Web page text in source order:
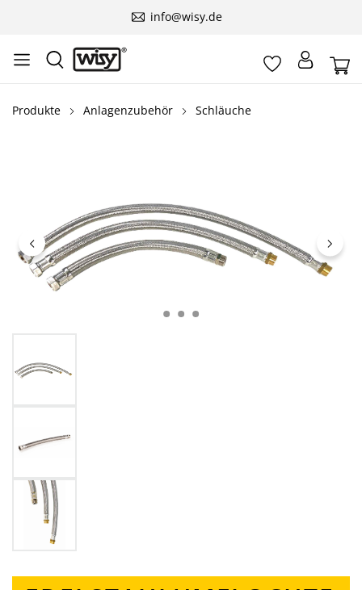
info@wisy.de
Produkte Anlagenzubehör Schläuche